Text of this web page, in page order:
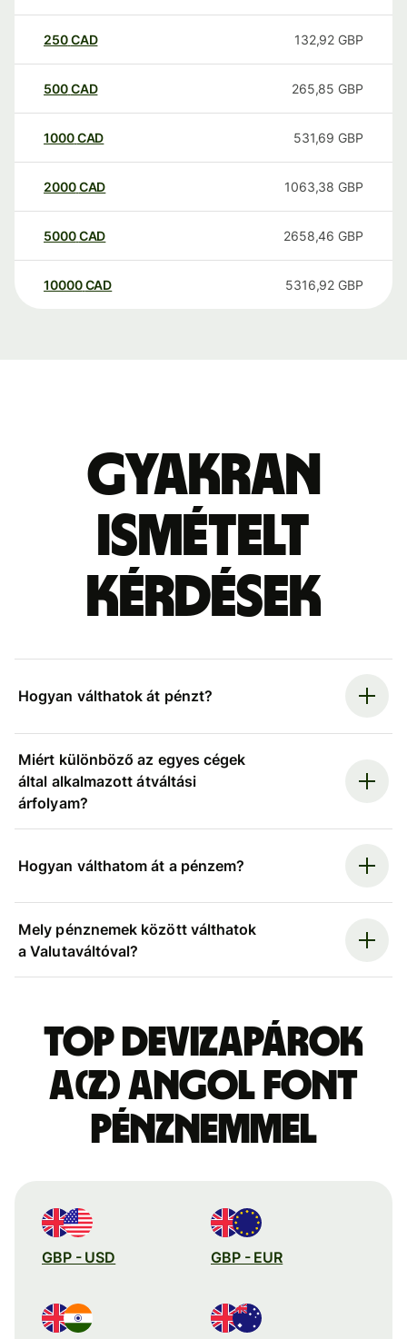
250CAD 132,92 GBP
500CAD 265,85 GBP
1000CAD 531,69 GBP
2000CAD 1063,38 GBP
5000CAD 2658,46 GBP
10000 CAD 5316,92 GBP
Gyakran
ismételt
kérdések
Hogyan válthatok át pénzt?
Miért különböző az egyes cégek
által alkalmazott átváltási
árfolyam?
Hogyan válthatom át a pénzem?
Mely pénznemek között válthatok
a Valutaváltóval?
Top devizapárok
a(z) angol font
pénznemmel
GBP - USD GBP - EUR